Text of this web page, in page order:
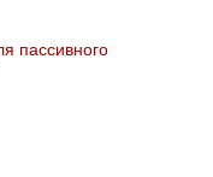
пассивного